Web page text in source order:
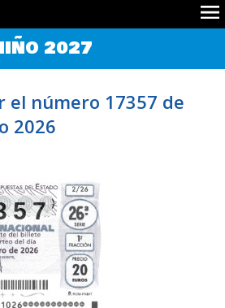
2027
el número 17357 de
2026